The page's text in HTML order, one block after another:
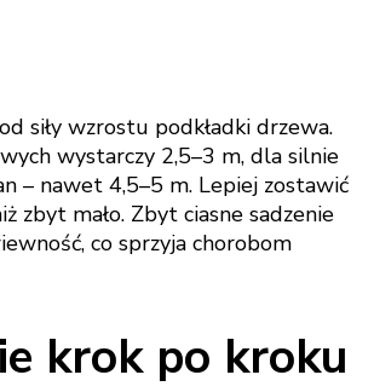
siły wzrostu podkładki drzewa.
wystarczy 2,5–3 m, dla silnie
– nawet 4,5–5 m. Lepiej zostawić
zbyt mało. Zbyt ciasne sadzenie
co sprzyja chorobom
krok po kroku